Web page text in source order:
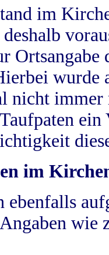
im
wurde
nicht
im
wie